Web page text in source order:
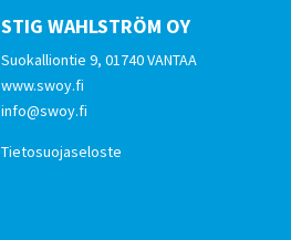
STIG WAHLSTRÖM OY
Suokalliontie 9, 01740 VANTAA
www.swoy.fi
info@swoy.fi
Tietosuojaseloste